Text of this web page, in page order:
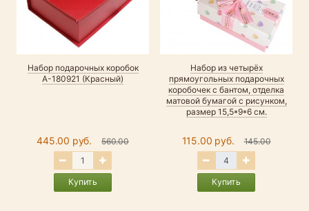
Набор подарочных коробок
А-180921 (Красный)
445.00 руб. 560.00
Купить
Набор из четырёх
прямоугольных подарочных
коробочек с бантом, отделка
матовой бумагой с рисунком,
размер 15,5*9*6 см.
115.00 руб. 145.00
Купить